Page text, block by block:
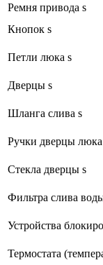
Ремня привода s
Кнопок s
Петли люка s
Дверцы s
Шланга слива s
Ручки дверцы люка
Стекла дверцы s
Фильтра слива
Устройства
Термостата